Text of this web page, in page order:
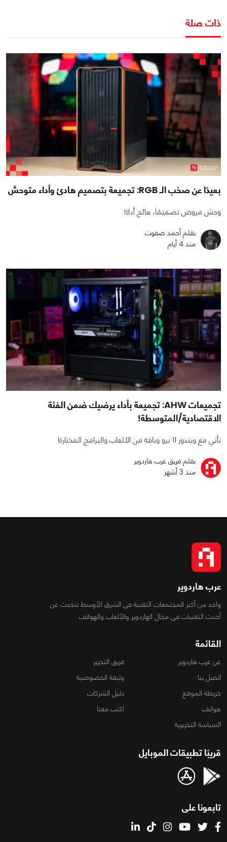
ذات صلة
بعيدًا عن صخب الـ RGB: تجميعة بتصميم هادئ وأداء متوحش
وحش مروض تصميمًا، هائج أداءً!
بقلم أحمد صفوت
منذ 4 أيام
تجميعات AHW: تجميعة بأداء يرضيك ضمن الفئة
الاقتصادية/المتوسطة!
تأتي مع ويندوز 11 برو وباقة من الألعاب والبرامج المختارة!
بقلم فريق عرب هاردوير
منذ 3 أشهر
عرب هاردوير
واحد من أكبر المجتمعات التقنية فى الشرق الأوسط تتحدث عن
أحدث التقنيات فى مجال الهاردوير والألعاب والهواتف
القائمة
عن عرب هاردوير
فريق التحرير
اتصل بنا
وثيقة الخصوصية
خريطة الموقع
دليل الشركات
هواتف
اكتب معنا
السياسة التحريرية
قريبًا تطبيقات الموبايل
تابعونا على